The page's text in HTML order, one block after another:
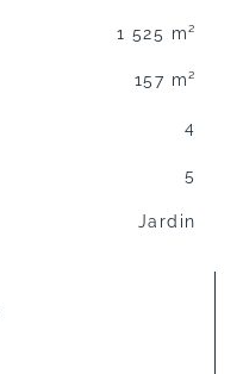
1 525 m²
157 m²
4
5
Jardin